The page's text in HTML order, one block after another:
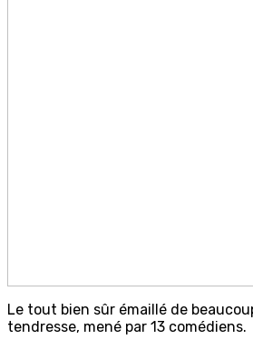
Le tout bien sûr émaillé de
tendresse, mené par 13 comédiens.